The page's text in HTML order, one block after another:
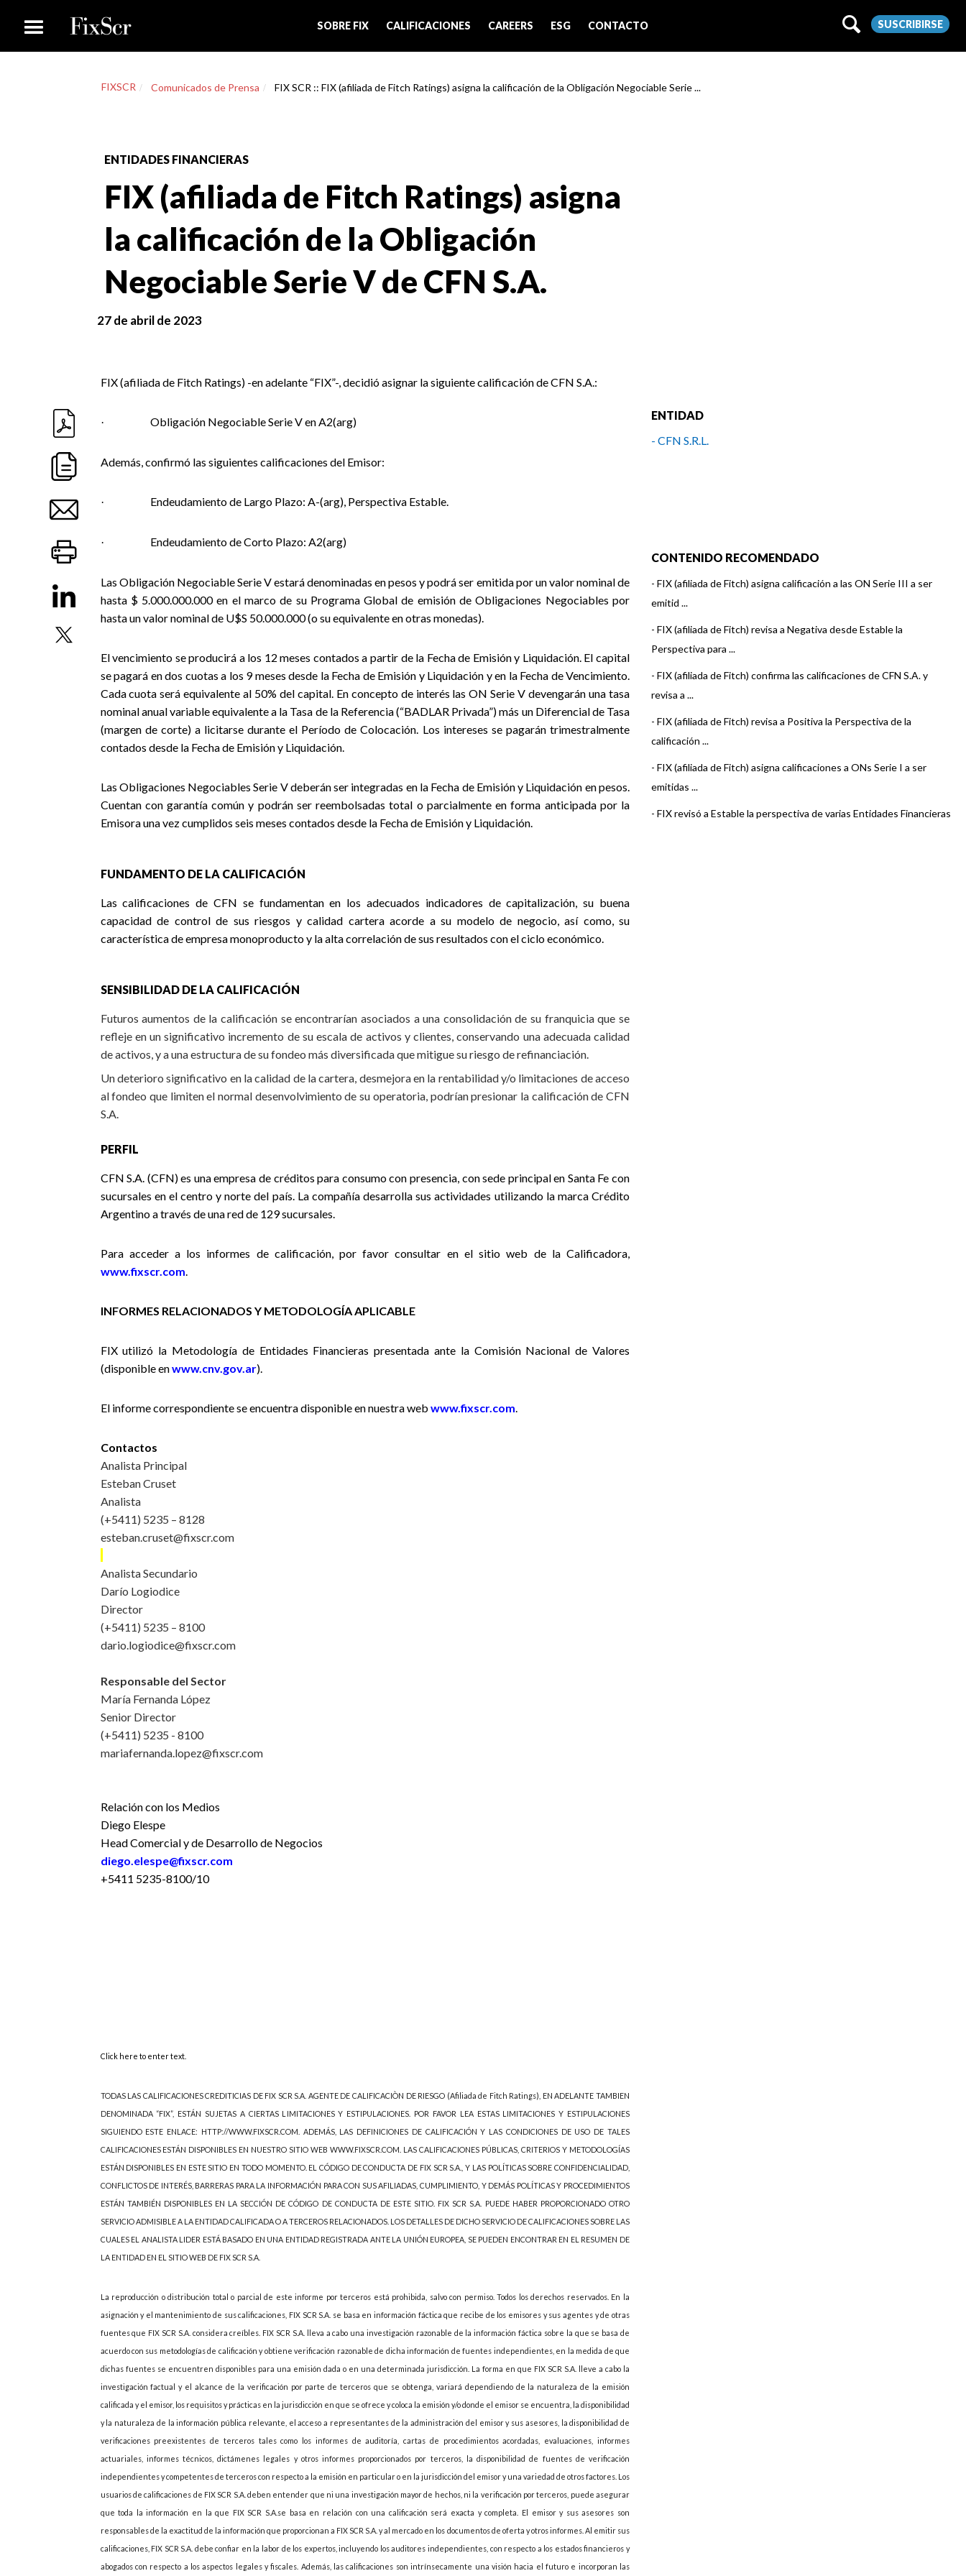
SOBRE FIX CALIFICACIONES CAREERS ESG CONTACTO SUSCRIBIRSE
FIXSCR Comunicados de Prensa FIX SCR :: FIX (afiliada de Fitch Ratings) asigna la calificación de la Obligación Negociable Serie ...
ENTIDADES FINANCIERAS
FIX (afiliada de Fitch Ratings) asigna
la calificación de la Obligación
Negociable Serie V de CFN S.A.
27 de abril de 2023
FIX (afiliada de Fitch Ratings) -en adelante “FIX”-, decidióasignar la siguiente calificación de CFN S.A.:
· Obligación Negociable Serie V en A2(arg)
Además, confirmó las siguientes calificaciones del Emisor:
· Endeudamiento de Largo Plazo: A-(arg), Perspectiva Estable.
· Endeudamiento de Corto Plazo: A2(arg)
Las Obligación Negociable Serie V estará denominadas en pesos y podrá ser emitida por un valor nominal de
hasta $ 5.000.000.000 en el marco de su Programa Global de emisión de Obligaciones Negociables por
hasta un valor nominal de U$S 50.000.000 (o su equivalente en otras monedas).
El vencimiento se producirá a los 12 meses contados a partir de la Fecha de Emisión y Liquidación. El capital
se pagará en dos cuotas a los 9 meses desde la Fecha de Emisión y Liquidación y en la Fecha de Vencimiento.
Cada cuota será equivalente al 50% del capital. En concepto de interés las ON Serie V devengarán una tasa
nominal anual variable equivalente a la Tasa de la Referencia (“BADLAR Privada”) más un Diferencial de Tasa
(margen de corte) a licitarse durante el Período de Colocación. Los intereses se pagarán trimestralmente
contados desde la Fecha de Emisión y Liquidación.
Las Obligaciones Negociables Serie V deberán ser integradas en la Fecha de Emisión y Liquidación en pesos.
Cuentan con garantía común y podrán ser reembolsadas total o parcialmente en forma anticipada por la
Emisora una vez cumplidos seis meses contados desde la Fecha de Emisión y Liquidación.
FUNDAMENTO DE LA CALIFICACIÓN
Las calificaciones de CFN se fundamentan en los adecuados indicadores de capitalización, su buena
capacidad de control de sus riesgos y calidad cartera acorde a su modelo de negocio, así como, su
característica de empresa monoproducto y la alta correlación de sus resultados con el ciclo económico.
SENSIBILIDAD DE LA CALIFICACIÓN
Futuros aumentos de la calificación se encontrarían asociados a una consolidación de su franquicia que se
refleje en un significativo incremento de su escala de activos y clientes, conservando una adecuada calidad
de activos, y a una estructura de su fondeo más diversificada que mitigue su riesgo de refinanciación.
Un deterioro significativo en la calidad de la cartera, desmejora en la rentabilidad y/o limitaciones de acceso
al fondeo que limiten el normal desenvolvimiento de su operatoria, podrían presionar la calificación de CFN
S.A.
PERFIL
CFN S.A. (CFN) es una empresa de créditos para consumo con presencia, con sede principal en Santa Fe con
sucursales en el centro y norte del país. La compañía desarrolla sus actividades utilizando la marca Crédito
Argentino a través de una red de 129 sucursales.
Para acceder a los informes de calificación, por favor consultar en el sitio web de la Calificadora,
www.fixscr.com.
INFORMES RELACIONADOS Y METODOLOGÍA APLICABLE
FIX utilizó la Metodología de Entidades Financieras presentada ante la Comisión Nacional de Valores
(disponible enwww.cnv.gov.ar).
El informe correspondiente se encuentra disponible en nuestra web www.fixscr.com.
Contactos
Analista Principal
Esteban Cruset
Analista
(+5411) 5235 – 8128
esteban.cruset@fixscr.com
Analista Secundario
Darío Logiodice
Director
(+5411) 5235 – 8100
dario.logiodice@fixscr.com
Responsable del Sector
María Fernanda López
Senior Director
(+5411) 5235 - 8100
mariafernanda.lopez@fixscr.com
Relación con los Medios
Diego Elespe
Head Comercial y de Desarrollo de Negocios
diego.elespe@fixscr.com
+5411 5235-8100/10
Click here to enter text.
TODAS LAS CALIFICACIONES CREDITICIAS DE FIX SCR S.A. AGENTE DE CALIFICACIÒN DE RIESGO (Afiliada de Fitch Ratings), EN ADELANTE TAMBIEN
DENOMINADA “FIX”, ESTÁN SUJETAS A CIERTAS LIMITACIONES Y ESTIPULACIONES. POR FAVOR LEA ESTAS LIMITACIONES Y ESTIPULACIONES
SIGUIENDO ESTE ENLACE: HTTP://WWW.FIXSCR.COM. ADEMÁS, LAS DEFINICIONES DE CALIFICACIÓN Y LAS CONDICIONES DE USO DE TALES
CALIFICACIONES ESTÁN DISPONIBLES EN NUESTRO SITIO WEB WWW.FIXSCR.COM. LAS CALIFICACIONES PÚBLICAS, CRITERIOS Y METODOLOGÍAS
ESTÁN DISPONIBLES EN ESTE SITIO EN TODO MOMENTO. EL CÓDIGO DE CONDUCTA DE FIX SCR S.A., Y LAS POLÍTICAS SOBRE CONFIDENCIALIDAD,
CONFLICTOS DE INTERÉS, BARRERAS PARA LA INFORMACIÓN PARA CON SUS AFILIADAS, CUMPLIMIENTO, Y DEMÁS POLÍTICAS Y PROCEDIMIENTOS
ESTÁN TAMBIÉN DISPONIBLES EN LA SECCIÓN DE CÓDIGO DE CONDUCTA DE ESTE SITIO. FIX SCR S.A. PUEDE HABER PROPORCIONADO OTRO
SERVICIO ADMISIBLE A LA ENTIDAD CALIFICADA O A TERCEROS RELACIONADOS. LOS DETALLES DE DICHO SERVICIO DE CALIFICACIONES SOBRE LAS
CUALES EL ANALISTA LIDER ESTÁ BASADO EN UNA ENTIDAD REGISTRADA ANTE LA UNIÓN EUROPEA, SE PUEDEN ENCONTRAR EN EL RESUMEN DE
LA ENTIDAD EN EL SITIO WEB DE FIX SCR S.A.
La reproducción o distribución total o parcial de este informe por terceros está prohibida, salvo con permiso. Todos los derechos reservados. En la
asignación y el mantenimiento de sus calificaciones, FIX SCR S.A. se basa en información fáctica que recibe de los emisores y sus agentes y de otras
fuentes que FIX SCR S.A. considera creíbles. FIX SCR S.A. lleva a cabo una investigación razonable de la información fáctica sobre la que se basa de
acuerdo con sus metodologías de calificación y obtiene verificación razonable de dicha información de fuentes independientes, en la medida de que
dichas fuentes se encuentren disponibles para una emisión dada o en una determinada jurisdicción. La forma en que FIX SCR S.A. lleve a cabo la
investigación factual y el alcance de la verificación por parte de terceros que se obtenga, variará dependiendo de la naturaleza de la emisión
calificada y el emisor, los requisitos y prácticas en la jurisdicción en que se ofrece y coloca la emisión y/o donde el emisor se encuentra, la disponibilidad
y la naturaleza de la información pública relevante, el acceso a representantes de la administración del emisor y sus asesores, la disponibilidad de
verificaciones preexistentes de terceros tales como los informes de auditoría, cartas de procedimientos acordadas, evaluaciones, informes
actuariales, informes técnicos, dictámenes legales y otros informes proporcionados por terceros, la disponibilidad de fuentes de verificación
independientes y competentes de terceros con respecto a la emisión en particular o en la jurisdicción del emisor y una variedad de otros factores. Los
usuarios de calificaciones de FIX SCR S.A. deben entender que ni una investigación mayor de hechos, ni la verificación por terceros, puede asegurar
que toda la información en la que FIX SCR S.A.se basa en relación con una calificación será exacta y completa. El emisor y sus asesores son
responsables de la exactitud de la información que proporcionan a FIX SCR S.A. y al mercado en los documentos de oferta y otros informes. Al emitir sus
calificaciones, FIX SCR S.A. debe confiar en la labor de los expertos, incluyendo los auditores independientes, con respecto a los estados financieros y
abogados con respecto a los aspectos legales y fiscales. Además, las calificaciones son intrínsecamente una visión hacia el futuro e incorporan las
ENTIDAD
- CFN S.R.L.
CONTENIDO RECOMENDADO
- FIX (afiliada de Fitch) asigna calificación a las ON Serie III a ser
emitid ...
- FIX (afiliada de Fitch) revisa a Negativa desde Estable la
Perspectiva para ...
- FIX (afiliada de Fitch) confirma las calificaciones de CFN S.A. y
revisa a ...
- FIX (afiliada de Fitch) revisa a Positiva la Perspectiva de la
calificación ...
- FIX (afiliada de Fitch) asigna calificaciones a ONs Serie I a ser
emitidas ...
- FIX revisó a Estable la perspectiva de varias Entidades Financieras